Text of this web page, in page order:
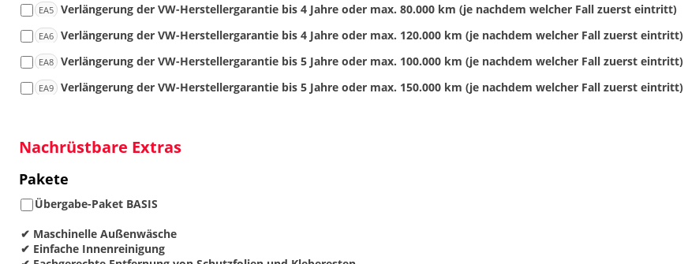
EA5 Verlängerung der VW-Herstellergarantie bis 4 Jahre oder max. 80.000 km (je nachdem welcher Fall zuerst eintritt)
EA6 Verlängerung der VW-Herstellergarantie bis 4 Jahre oder max. 120.000 km (je nachdem welcher Fall zuerst eintritt)
EA8 Verlängerung der VW-Herstellergarantie bis 5 Jahre oder max. 100.000 km (je nachdem welcher Fall zuerst eintritt)
EA9 Verlängerung der VW-Herstellergarantie bis 5 Jahre oder max. 150.000 km (je nachdem welcher Fall zuerst eintritt)
Nachrüstbare Extras
Pakete
Übergabe-Paket BASIS
✔ Maschinelle Außenwäsche
✔ Einfache Innenreinigung